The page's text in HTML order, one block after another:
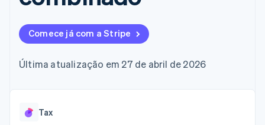
de 125
Boost
Otimizações
de aceitação
Checkout
Recognition
contábil
Stripe Sigma
Relatórios
Data Pipeline
de dados
Marketplaces
Plataformas
SaaS
Por setor
Gerenciar assinaturas
uso
Emita cartões
stablecoins
Provisione e gerencie
produto
Conferência anual das
Carreiras
Sala de imprensa
Comece já com a Stripe
Última atualização em 27 de abril de 2026
Tax